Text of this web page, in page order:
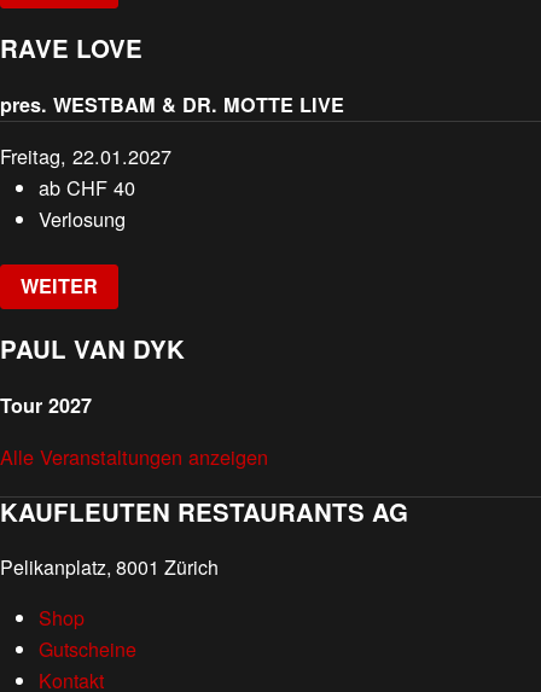
RAVE LOVE
pres. WESTBAM & DR. MOTTE LIVE
Freitag, 22.01.2027
abCHF 40
Verlosung
WEITER
PAUL VAN DYK
Tour 2027
Alle Veranstaltungen anzeigen
KAUFLEUTEN RESTAURANTS AG
Pelikanplatz, 8001 Zürich
Shop
Gutscheine
Kontakt